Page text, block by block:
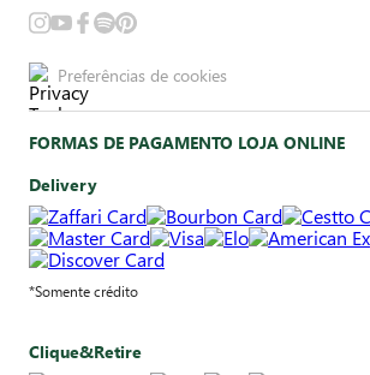
Preferências de cookies
FORMAS DE PAGAMENTO LOJA ONLINE
Delivery
*Somente crédito
Clique&Retire